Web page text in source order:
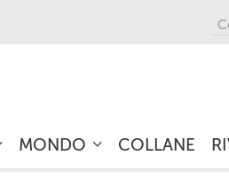
MONDO COLLANE